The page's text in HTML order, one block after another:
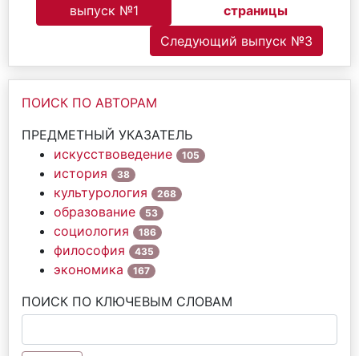
выпуск №1
страницы
Следующий выпуск №3
ПОИСК ПО АВТОРАМ
ПРЕДМЕТНЫЙ УКАЗАТЕЛЬ
искусствоведение
105
история 38
культурология 268
образование 53
социология 186
философия 435
экономика 167
ПОИСК ПО КЛЮЧЕВЫМ СЛОВАМ